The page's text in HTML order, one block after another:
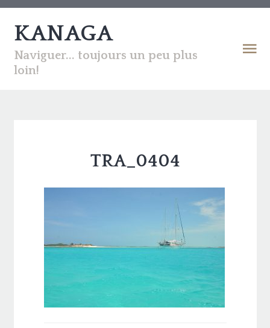
KANAGA
Naviguer... toujours un peu plus
loin!
TRA_0404